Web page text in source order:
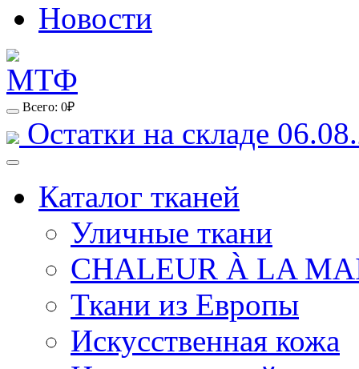
Новости
Всего: 0₽
Остатки на складе
Каталог тканей
Уличные ткани
CHALEUR À LA
Ткани из Европы
Искусственная кожа